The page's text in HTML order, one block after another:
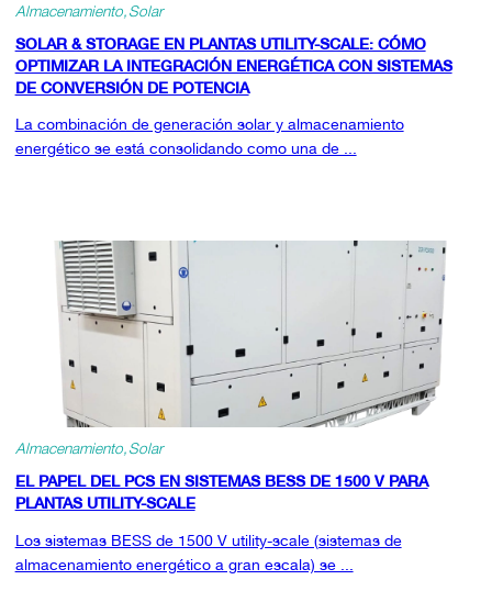
Almacenamiento Solar
SOLAR & STORAGE EN PLANTAS UTILITY-SCALE: CÓMO
OPTIMIZAR LA INTEGRACIÓN ENERGÉTICA CON SISTEMAS
DE CONVERSIÓN DE POTENCIA
La combinación de generación solar y almacenamiento
energético se está consolidando como una de ...
Almacenamiento Solar
EL PAPEL DEL PCS EN SISTEMAS BESS DE 1500 V PARA
PLANTAS UTILITY-SCALE
Los sistemas BESS de 1500 V utility-scale (sistemas de
almacenamiento energético a gran escala) se ...